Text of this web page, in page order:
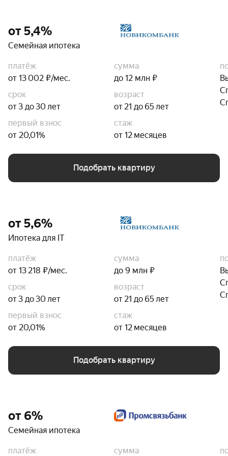
от 5,4%
Семейная ипотека
платёж
от 13 002 ₽/мес.
сумма
до 12 млн ₽
срок
от 3 до 30 лет
возраст
от 21 до 65 лет
первый взнос
от 20,01%
стаж
от 12 месяцев
Подобрать квартиру
от 5,6%
Ипотека для IT
платёж
от 13 218 ₽/мес.
сумма
до 9 млн ₽
срок
от 3 до 30 лет
возраст
от 21 до 65 лет
первый взнос
от 20,01%
стаж
от 12 месяцев
Подобрать квартиру
от 6%
Семейная ипотека
платёж
сумма